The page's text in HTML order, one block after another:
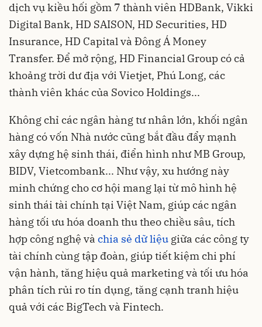
dịch vụ kiều hối gồm 7 thành viên HDBank, Vikki
Digital Bank, HD SAISON, HD Securities, HD
Insurance, HD Capital và Đông Á Money
Transfer. Để mở rộng, HD Financial Group có cả
khoảng trời dư địa với Vietjet, Phú Long, các
thành viên khác của Sovico Holdings...
Không chỉ các ngân hàng tư nhân lớn, khối ngân
hàng có vốn Nhà nước cũng bắt đầu đẩy mạnh
xây dựng hệ sinh thái, điển hình như MB Group,
BIDV, Vietcombank... Như vậy, xu hướng này
minh chứng cho cơ hội mang lại từ mô hình hệ
sinh thái tài chính tại Việt Nam, giúp các ngân
hàng tối ưu hóa doanh thu theo chiều sâu, tích
hợp công nghệ và chia sẻ dữ liệu giữa các công ty
tài chính cùng tập đoàn, giúp tiết kiệm chi phí
vận hành, tăng hiệu quả marketing và tối ưu hóa
phân tích rủi ro tín dụng, tăng cạnh tranh hiệu
quả với các BigTech và Fintech.